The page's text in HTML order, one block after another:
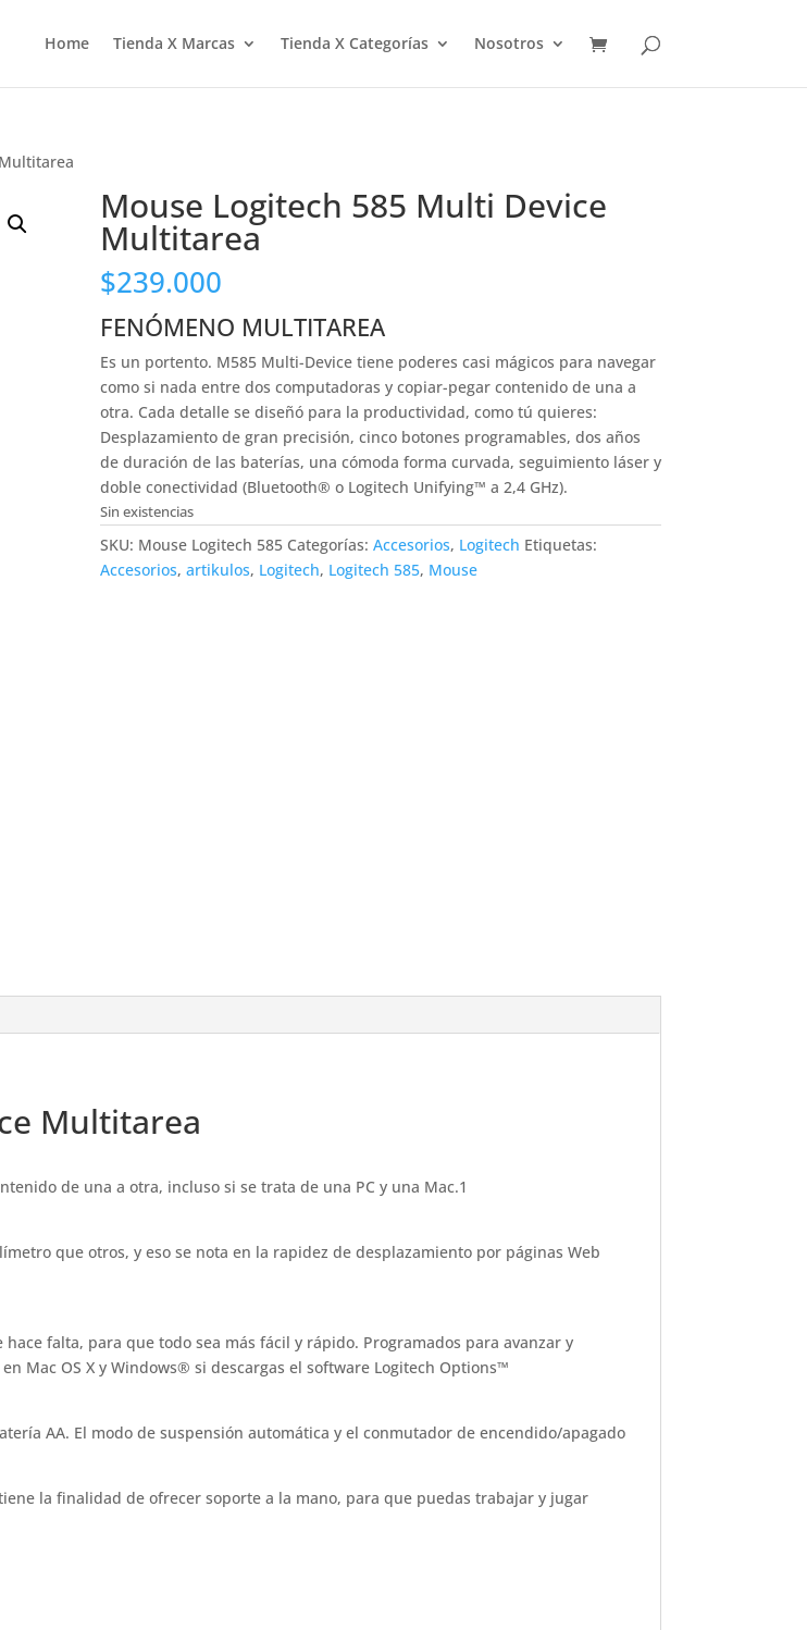
Home Tienda X Marcas Tienda X Categorías Nosotros
Mouse Logitech 585 Multi Device
Multitarea
$239.000
FENÓMENO MULTITAREA
Es un portento. M585 Multi-Device tiene poderes casi mágicos para navegar
como si nada entre dos computadoras y copiar-pegar contenido de una a
otra. Cada detalle se diseñó para la productividad, como tú quieres:
Desplazamiento de gran precisión, cinco botones programables, dos años
de duración de las baterías, una cómoda forma curvada, seguimiento láser y
doble conectividad (Bluetooth® o Logitech Unifying™ a 2,4 GHz).
Sin existencias
SKU: Mouse Logitech 585 Categorías: Accesorios, Logitech Etiquetas:
Accesorios, artikulos, Logitech, Logitech 585, Mouse
Multitarea
de una a otra, incluso si se trata de una PC y una Mac.1
que otros, y eso se nota en la rapidez de desplazamiento por páginas Web
falta, para que todo sea más fácil y rápido. Programados para avanzar y
Mac OS X y Windows® si descargas el software Logitech Options™
AA. El modo de suspensión automática y el conmutador de encendido/apagado
la finalidad de ofrecer soporte a la mano, para que puedas trabajar y jugar